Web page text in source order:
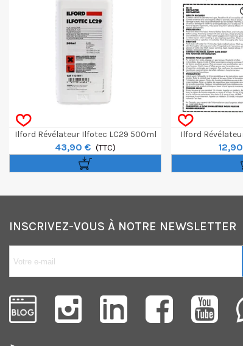
Ilford Révélateur Ilfotec LC29 500ml
43,90 € (TTC)
Ilford
INSCRIVEZ-VOUS À NOTRE NEWSLETTER
10€ OFFERTS sur
votre premier
achat !